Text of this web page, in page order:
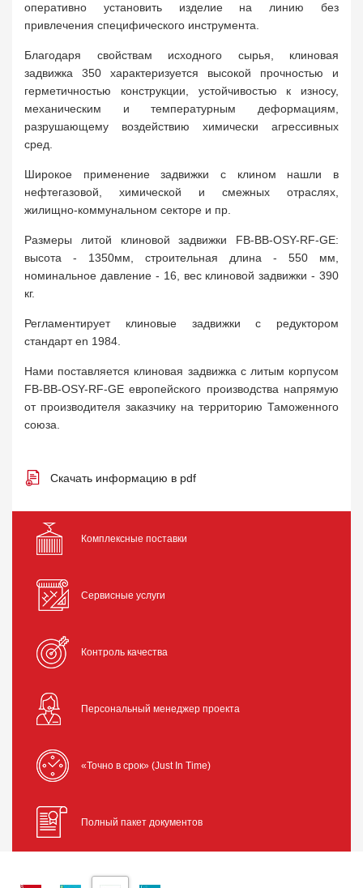
оперативно установить изделие на линию без
привлечения специфического инструмента.
Благодаря свойствам исходного сырья, клиновая
задвижка 350 характеризуется высокой прочностью и
герметичностью конструкции, устойчивостью к износу,
механическим и температурным деформациям,
разрушающему воздействию химически агрессивных
сред.
Широкое применение задвижки с клином нашли в
нефтегазовой, химической и смежных отраслях,
жилищно-коммунальном секторе и пр.
Размеры литой клиновой задвижки FB-BB-OSY-RF-GE:
высота - 1350мм, строительная длина - 550 мм,
номинальное давление - 16, вес клиновой задвижки - 390
кг.
Регламентирует клиновые задвижки с редуктором
стандарт en 1984.
Нами поставляется клиновая задвижка с литым корпусом
FB-BB-OSY-RF-GE европейского производства напрямую
от производителя заказчику на территорию Таможенного
союза.
Скачать информацию в pdf
Комплексные поставки
Сервисные услуги
Контроль качества
Персональный менеджер проекта
«Точно в срок» (Just In Time)
Полный пакет документов